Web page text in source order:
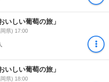
いしい葡萄の旅」
県) 17:00
いしい葡萄の旅」
県) 18:00